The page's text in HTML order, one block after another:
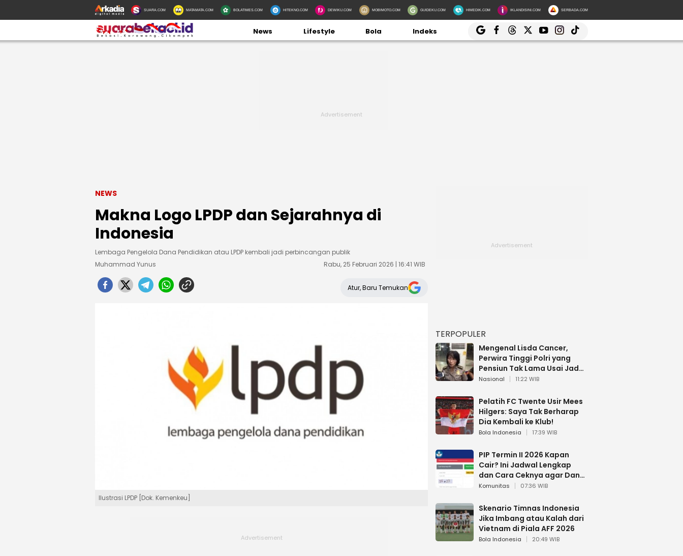
SUARA.COM MATAMATA.COM BOLATIMES.COM HITEKNO.COM DEWIKU.COM MOBIMOTO.COM GUIDEKU.COM HIMEDIK.COM IKLANDISINI.COM SERBADA.COM
News Lifestyle Bola Indeks
NEWS
Makna Logo LPDP dan Sejarahnya di
Indonesia
Lembaga Pengelola Dana Pendidikan atau LPDP kembali jadi perbincangan publik
Muhammad Yunus
Rabu, 25 Februari 2026 | 16:41 WIB
Atur, Baru Temukan
Ilustrasi LPDP [Dok. Kemenkeu]
TERPOPULER
Mengenal Lisda Cancer,
Perwira Tinggi Polri yang
Pensiun Tak Lama Usai Jadi
Brigjen
Nasional 11:22 WIB
Pelatih FC Twente Usir Mees
Hilgers: Saya Tak Berharap
Dia Kembali ke Klub!
Bola Indonesia 17:39 WIB
PIP Termin II 2026 Kapan
Cair? Ini Jadwal Lengkap
dan Cara Ceknya agar Dana
Tidak Hangus!
Komunitas 07:36 WIB
Skenario Timnas Indonesia
Jika Imbang atau Kalah dari
Vietnam di Piala AFF 2026
Bola Indonesia 20:49 WIB